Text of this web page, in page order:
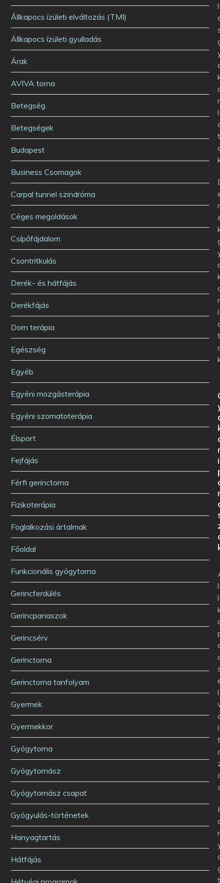
Állkapocs ízületi elváltozás (TMI)
Állkapocs ízületi gyulladás
Árak
AVIVA torna
Betegség
Betegségek
Budapest
Business Csomagok
Carpal tunnel szindróma
Céges megoldások
Csípőfájdalom
Csontritkulás
Derék- és hátfájás
Derékfájás
Dorn terápia
Egészség
Egyéb
Egyéni mozgásterápia
Egyéni szomatoterápia
Élsport
Fejfájás
Férfi gerinctorna
Fizikoterápia
Foglalkozási ártalmak
Főoldal
Funkcionális gyógytorna
Gerincferdülés
Gerincpanaszok
Gerincsérv
Gerinctorna
Gerinctorna tanfolyam
Gyermek
Gyermekkor
Gyógytorna
Gyógytornász
Gyógytornász csapat
Gyógyulás-történetek
Hanyagtartás
Hátfájás
l
r
l
r
r
l
i
l
l
l
l